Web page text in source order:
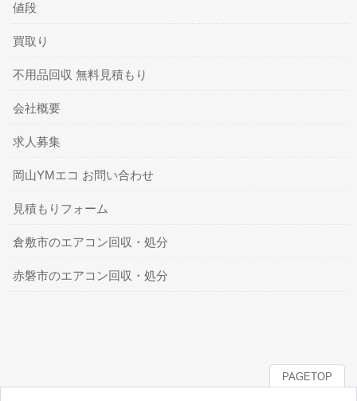
値段
買取り
不用品回収 無料見積もり
会社概要
求人募集
岡山YMエコ お問い合わせ
見積もりフォーム
倉敷市のエアコン回収・処分
赤磐市のエアコン回収・処分
PAGETOP